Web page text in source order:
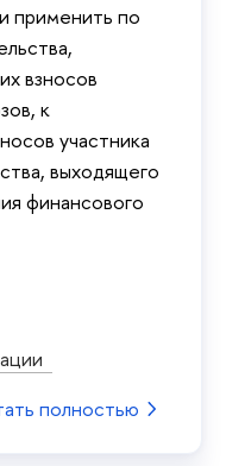
применить по
взносов
к
участника
выходящего
финансового
полностью